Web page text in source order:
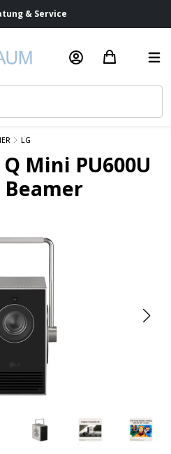
& Service
LG
Mini PU600U
Beamer